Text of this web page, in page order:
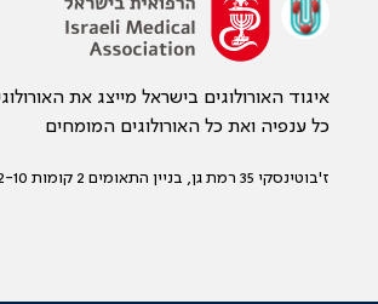
איגוד האורולוגים בישראל מייצג את
כל ענפיה ואת כל האורולוגים המומחים
ז'בוטינסקי 35 רמת גן, בניין התאומים 2 קומות 12-10 מיקוד 5251108